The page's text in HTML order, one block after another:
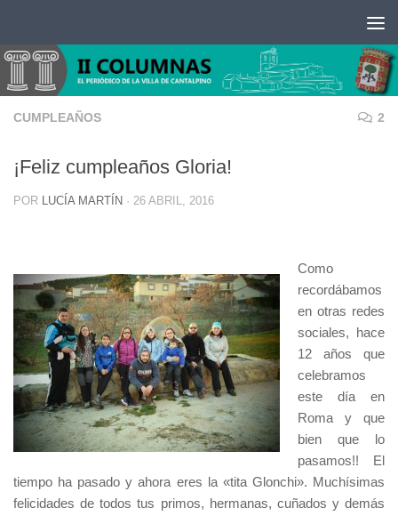
CUMPLEAÑOS 2
¡Feliz cumpleaños Gloria!
POR LUCÍA MARTÍN · 26 ABRIL, 2016
Como
recordábamos
en otras redes
sociales, hace
12 años que
celebramos
este día en
Roma y que
bien que lo
pasamos!! El
tiempo ha pasado y ahora eres la «tita Glonchi». Muchísimas
felicidades de todos tus primos, hermanas, cuñados y demás